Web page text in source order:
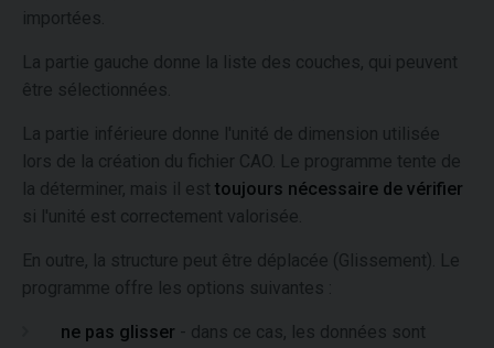
importées.
La partie gauche donne la liste des couches, qui peuvent
être sélectionnées.
La partie inférieure donne l'unité de dimension utilisée
lors de la création du fichier CAO. Le programme tente de
la déterminer, mais il est toujours nécessaire de vérifier
si l'unité est correctement valorisée.
En outre, la structure peut être déplacée (Glissement). Le
programme offre les options suivantes :
ne pas glisser - dans ce cas, les données sont